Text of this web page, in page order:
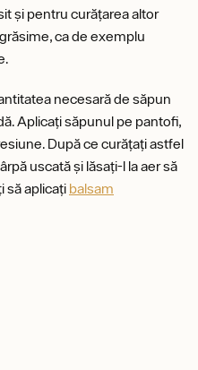
și pentru curățarea altor
ca de exemplu
necesară de săpun
Aplicați săpunul pe pantofi,
După ce curățați astfel
uscată și lăsați-l la aer să
să aplicați balsam